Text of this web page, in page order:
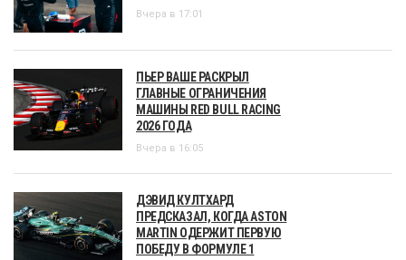
Вчера в 17:01
ПЬЕР ВАШЕ РАСКРЫЛ
ГЛАВНЫЕ ОГРАНИЧЕНИЯ
МАШИНЫ RED BULL RACING
2026 ГОДА
Вчера в 16:05
ДЭВИД КУЛТХАРД
ПРЕДСКАЗАЛ, КОГДА ASTON
MARTIN ОДЕРЖИТ ПЕРВУЮ
ПОБЕДУ В ФОРМУЛЕ 1